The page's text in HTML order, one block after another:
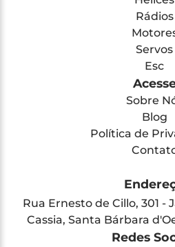
Rádios
Servos
Esc
Sobre
Blog
Política de
Rua Ernesto de Cillo, 301 -
Cassia, Santa Bárbara
Redes